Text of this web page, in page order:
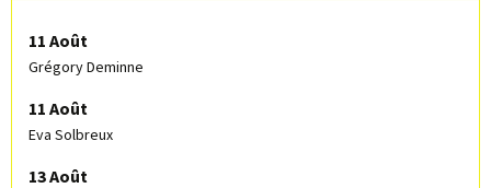
11 Août
Grégory Deminne
11 Août
Eva Solbreux
13 Août